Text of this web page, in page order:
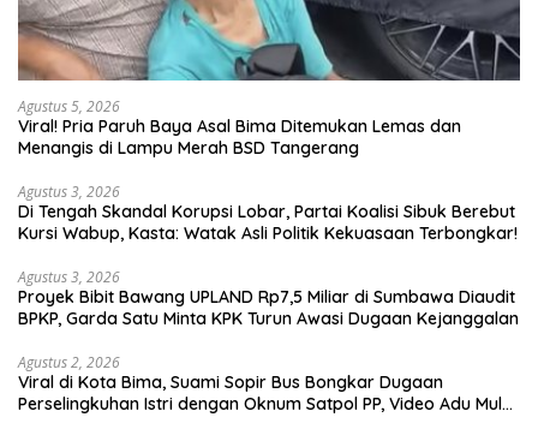
Agustus 5, 2026
Viral! Pria Paruh Baya Asal Bima Ditemukan Lemas dan
Menangis di Lampu Merah BSD Tangerang
Agustus 3, 2026
Di Tengah Skandal Korupsi Lobar, Partai Koalisi Sibuk Berebut
Kursi Wabup, Kasta: Watak Asli Politik Kekuasaan Terbongkar!
Agustus 3, 2026
Proyek Bibit Bawang UPLAND Rp7,5 Miliar di Sumbawa Diaudit
BPKP, Garda Satu Minta KPK Turun Awasi Dugaan Kejanggalan
Agustus 2, 2026
Viral di Kota Bima, Suami Sopir Bus Bongkar Dugaan
Perselingkuhan Istri dengan Oknum Satpol PP, Video Adu Mulut